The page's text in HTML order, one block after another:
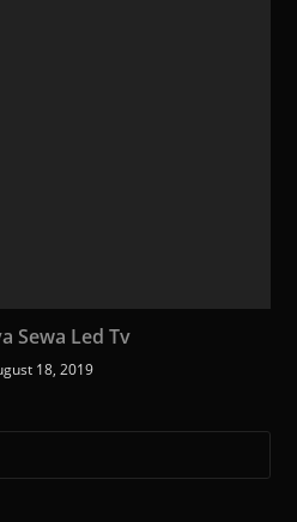
Sewa Led Tv
18, 2019